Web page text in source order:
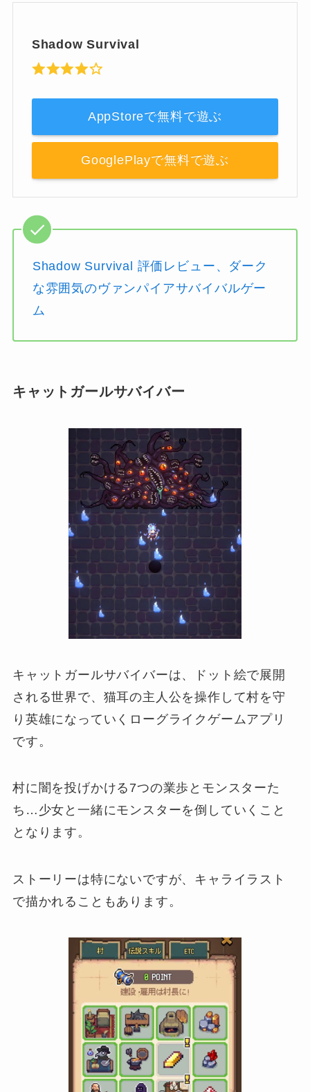
Shadow Survival
AppStoreで無料で遊ぶ
GooglePlayで無料で遊ぶ
Shadow Survival 評価レビュー、ダーク
な雰囲気のヴァンパイアサバイバルゲー
ム
キャットガールサバイバー
キャットガールサバイバーは、ドット絵で展開
される世界で、猫耳の主人公を操作して村を守
り英雄になっていくローグライクゲームアプリ
です。
村に闇を投げかける7つの業歩とモンスターた
ち…少女と一緒にモンスターを倒していくこと
となります。
ストーリーは特にないですが、キャライラスト
で描かれることもあります。